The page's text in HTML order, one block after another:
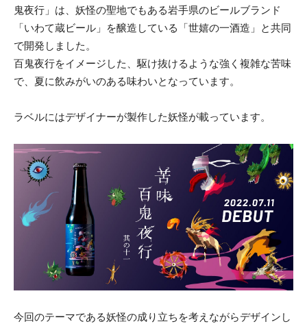
鬼夜行」は、妖怪の聖地でもある岩手県のビールブランド
「いわて蔵ビール」を醸造している「世嬉の一酒造」と共同
で開発しました。
百鬼夜行をイメージした、駆け抜けるような強く複雑な苦味
で、夏に飲みがいのある味わいとなっています。
ラベルにはデザイナーが製作した妖怪が載っています。
今回のテーマである妖怪の成り立ちを考えながらデザインし